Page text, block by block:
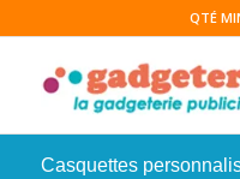
QTÉ
Casquettes